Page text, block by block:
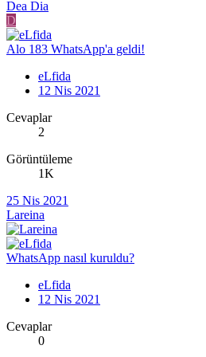
Dea Dia
D
Alo 183 WhatsApp'a geldi!
eLfida
12 Nis 2021
Cevaplar
2
Görüntüleme
1K
25 Nis 2021
Lareina
WhatsApp nasıl kuruldu?
eLfida
12 Nis 2021
Cevaplar
0